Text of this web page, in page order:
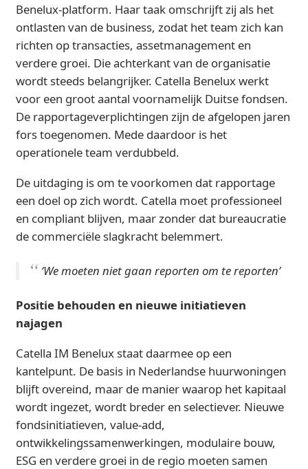
Benelux-platform. Haar taak omschrijft zij als het
ontlasten van de business, zodat het team zich kan
richten op transacties, assetmanagement en
verdere groei. Die achterkant van de organisatie
wordt steeds belangrijker. Catella Benelux werkt
voor een groot aantal voornamelijk Duitse fondsen.
De rapportageverplichtingen zijn de afgelopen jaren
fors toegenomen. Mede daardoor is het
operationele team verdubbeld.
De uitdaging is om te voorkomen dat rapportage
een doel op zich wordt. Catella moet professioneel
en compliant blijven, maar zonder dat bureaucratie
de commerciële slagkracht belemmert.
‘We moeten niet gaan reporten om te reporten’
Positie behouden en nieuwe initiatieven
najagen
Catella IM Benelux staat daarmee op een
kantelpunt. De basis in Nederlandse huurwoningen
blijft overeind, maar de manier waarop het kapitaal
wordt ingezet, wordt breder en selectiever. Nieuwe
fondsinitiatieven, value-add,
ontwikkelingssamenwerkingen, modulaire bouw,
ESG en verdere groei in de regio moeten samen